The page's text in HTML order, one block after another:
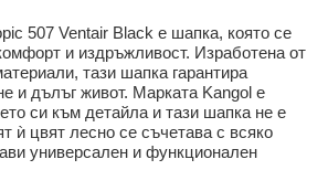
507 Ventair Black е шапка, която се
и издръжливост. Изработена от
тази шапка гарантира
и дълъг живот. Марката Kangol е
си към детайла и тази шапка не е
ѝ цвят лесно се съчетава с всяко
универсален и функционален